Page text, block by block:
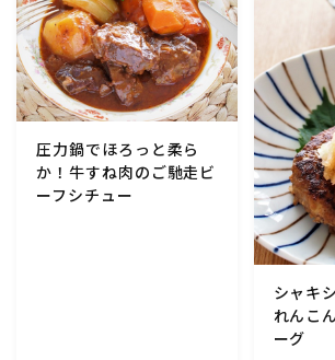
野菜料理(キャベツ・白菜・ほうれん草・
菜・にら)
野菜料理(ズッキーニ・コーン・いんげん
んどう・オクラ)
野菜料理(玉ねぎ・ねぎ・アボカド・青梗
根菜料理（にんじん・ごぼう・かぶ・大根
圧力鍋でほろっと柔ら
か！牛すね肉のご馳走ビ
ーフシチュー
シャキ
れんこ
ーグ